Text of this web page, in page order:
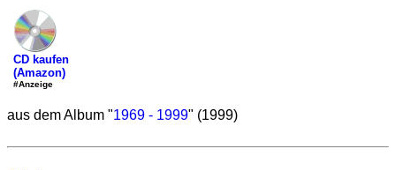
CD kaufen
(Amazon)
#Anzeige
aus dem Album "1969 - 1999" (1999)